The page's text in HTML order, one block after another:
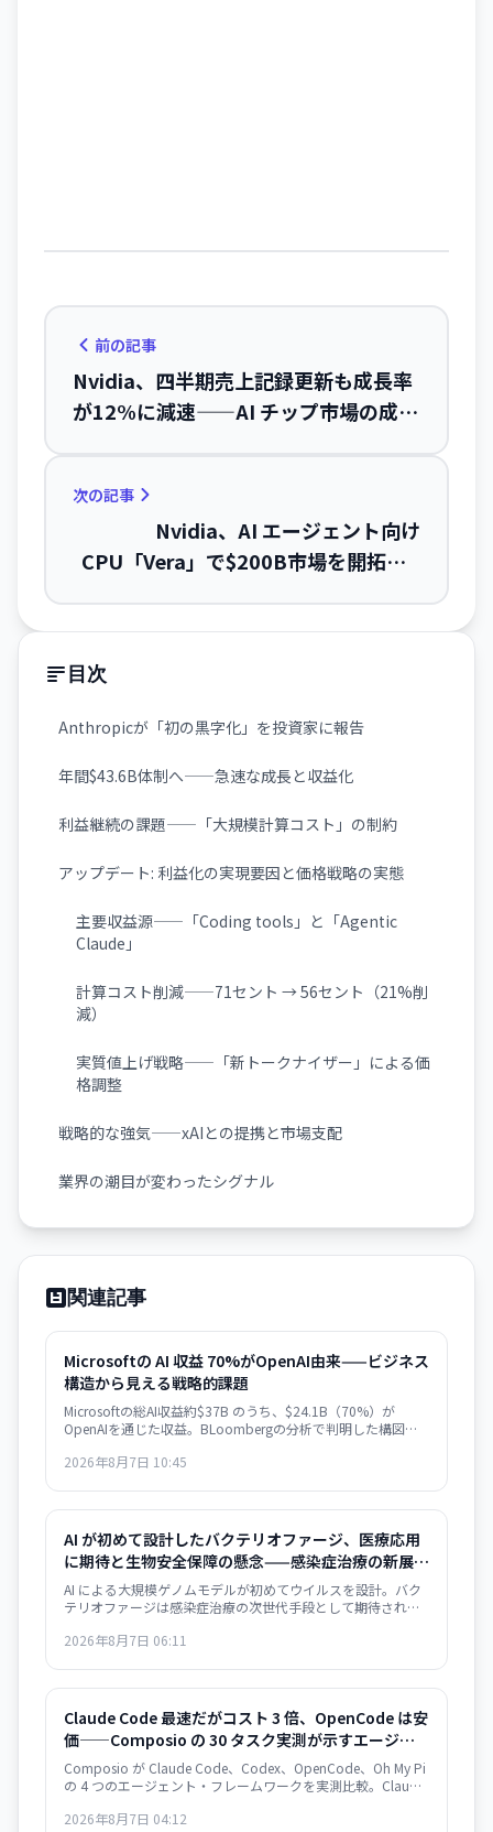
前の記事
Nvidia、四半期売上記録更新も成長率
が12%に減速——AI チップ市場の成熟
次の記事
Nvidia、AI エージェント向け
CPU「Vera」で$200B市場を開拓——
目次
Anthropicが「初の黒字化」を投資家に報告
年間$43.6B体制へ——急速な成長と収益化
利益継続の課題——「大規模計算コスト」の制約
アップデート: 利益化の実現要因と価格戦略の実態
主要収益源——「Coding tools」と「Agentic
Claude」
計算コスト削減——71セント → 56セント（21%削
減）
実質値上げ戦略——「新トークナイザー」による価
格調整
戦略的な強気——xAIとの提携と市場支配
業界の潮目が変わったシグナル
関連記事
Microsoftの AI 収益 70%がOpenAI由来——ビジネス
構造から見える戦略的課題
Microsoftの総AI収益約$37B のうち、$24.1B（70%）が
OpenAIを通じた収益。BLoombergの分析で判明した構図
の急務を浮き彫りにします。
2026年8月7日 10:45
AI が初めて設計したバクテリオファージ、医療応用
に期待と生物安全保障の懸念——感染症治療の新展開
とリスク管理の課題
AI による大規模ゲノムモデルが初めてウイルスを設計。バク
テリオファージは感染症治療の次世代手段として期待される
上の重大な転換点を意味する。
2026年8月7日 06:11
Claude Code 最速だがコスト 3 倍、OpenCode は安
価——Composio の 30 タスク実測が示すエージェン
ト・フレームワークの選択基準
Composio が Claude Code、Codex、OpenCode、Oh My Pi
の 4 つのエージェント・フレームワークを実測比較。Claude
OpenCode は $0.073 で 2.7 倍安いが遅い。成功率は接近。
2026年8月7日 04:12